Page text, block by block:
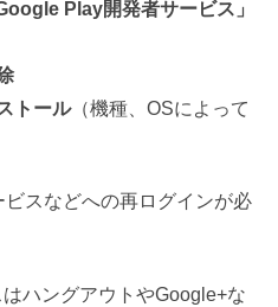
Play開発者サービス」
トール（機種、OSによって
スなどへの再ログインが必
ハングアウトやGoogle+な